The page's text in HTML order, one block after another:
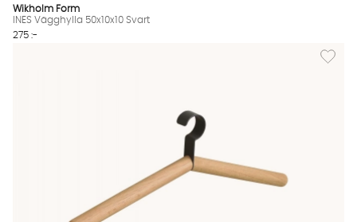
Wikholm Form
INES Vägghylla 50x10x10 Svart
275 :-
Lägg